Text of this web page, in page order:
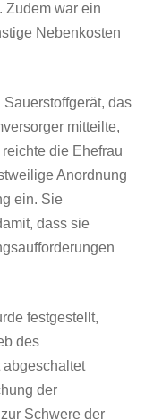
Zudem war ein
Nebenkosten
das
mitteilte,
die Ehefrau
Anordnung
ein. Sie
dass sie
festgestellt,
des
abgeschaltet
der
Schwere der